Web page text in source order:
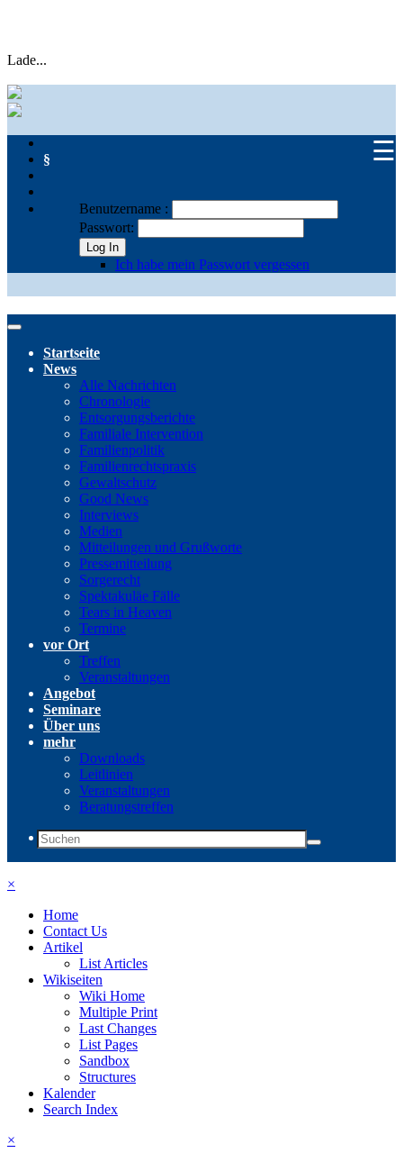
Lade...
☰
§
Benutzername :
Passwort:
Log In
Ich habe mein Passwort vergessen
Startseite
News
Alle Nachrichten
Chronologie
Entsorgungsberichte
Familiale Intervention
Familienpolitik
Familienrechtspraxis
Gewaltschutz
Good News
Interviews
Medien
Mitteilungen und Grußworte
Pressemitteilung
Sorgerecht
Spektakuläe Fälle
Tears in Heaven
Termine
vor Ort
Treffen
Veranstaltungen
Angebot
Seminare
Über uns
mehr
Downloads
Leitlinien
Veranstaltungen
Beratungstreffen
×
Home
Contact Us
Artikel
List Articles
Wikiseiten
Wiki Home
Multiple Print
Last Changes
List Pages
Sandbox
Structures
Kalender
Search Index
×